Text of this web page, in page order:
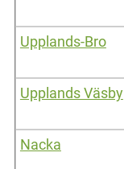
Upplands-Bro
Upplands Väsby
Nacka